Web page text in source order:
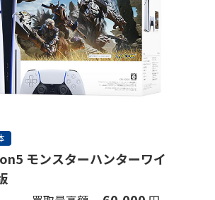
モンスターハンターワイ